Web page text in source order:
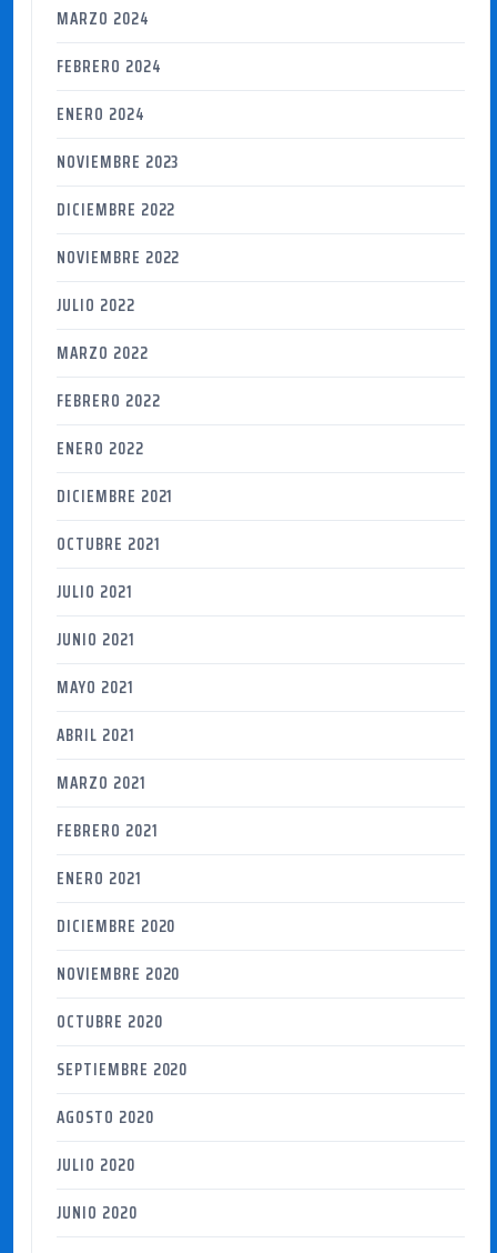
MARZO 2024
FEBRERO 2024
ENERO 2024
NOVIEMBRE 2023
DICIEMBRE 2022
NOVIEMBRE 2022
JULIO 2022
MARZO 2022
FEBRERO 2022
ENERO 2022
DICIEMBRE 2021
OCTUBRE 2021
JULIO 2021
JUNIO 2021
MAYO 2021
ABRIL 2021
MARZO 2021
FEBRERO 2021
ENERO 2021
DICIEMBRE 2020
NOVIEMBRE 2020
OCTUBRE 2020
SEPTIEMBRE 2020
AGOSTO 2020
JULIO 2020
JUNIO 2020